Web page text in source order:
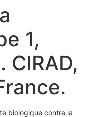
1,
CIRAD,
biologique contre la